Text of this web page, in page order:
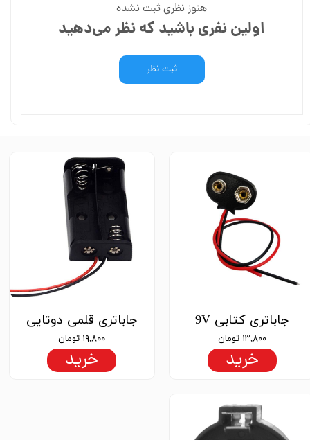
هنوز نظری ثبت نشده
اولین نفری باشید که نظر می‌دهید
ثبت نظر
جاباتری کتابی 9V
۱۳,۸۰۰ تومان
خرید
جاباتری قلمی دوتایی
۱۹,۸۰۰ تومان
خرید